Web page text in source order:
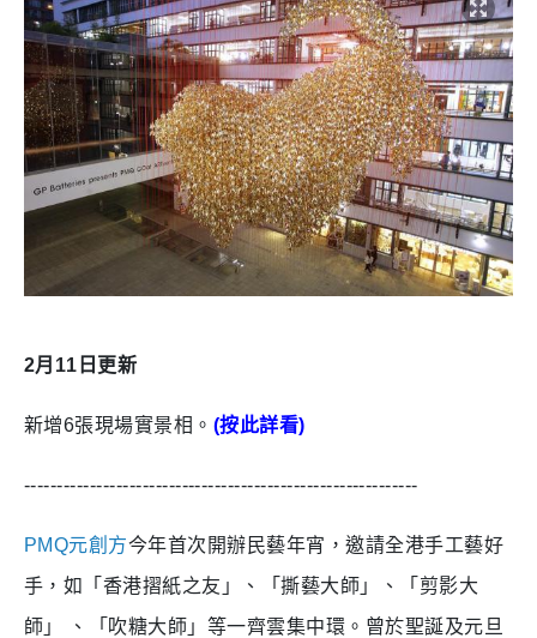
2月 11 日更新
新增6張現場實景相。 (按此詳看)
------------------------------------------------------------
PMQ元創方今年首次開辦民藝年宵，邀請全港手工藝好
手，如「香港摺紙之友」、「撕藝大師」、「剪影大
師」
、「吹糖大師」等一齊雲集中環。曾於聖誕及元旦